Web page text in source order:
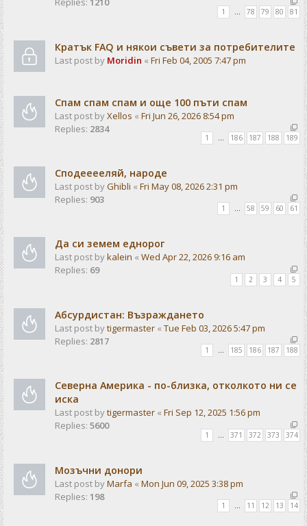
1 78 79 80 81
Кратък FAQ и някои съвети за потребителите
Last post by Moridin « Fri Feb 04, 2005 7:47 pm
Спам спам спам и още 100 пъти спам
Last post byXellos « Fri Jun 26, 2026 8:54 pm
Replies: 2834
1 … 186 187 188 189
Сподееееляй, народе
Last post byGhibli « Fri May 08, 2026 2:31 pm
Replies: 903
1 … 58 59 60 61
Да си земем еднорог
Last post bykalein « Wed Apr 22, 2026 9:16 am
Replies: 69
1 2 3 4 5
Абсурдистан: Възраждането
Last post bytigermaster « Tue Feb 03, 2026 5:47 pm
Replies: 2817
1 … 185 186 187 188
Северна Америка - по-близка, отколкото ни се
иска
Last post bytigermaster « Fri Sep 12, 2025 1:56 pm
Replies: 5600
1 371 372 373 374
Мозъчни донори
Last post byMarfa « Mon Jun 09, 2025 3:38 pm
Replies: 198
1 … 11 12 13 14